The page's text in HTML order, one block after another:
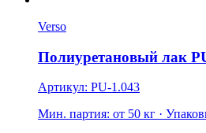
Verso
Полиуретановый лак
Артикул: PU-1.043
Мин. партия: от 50 кг ·